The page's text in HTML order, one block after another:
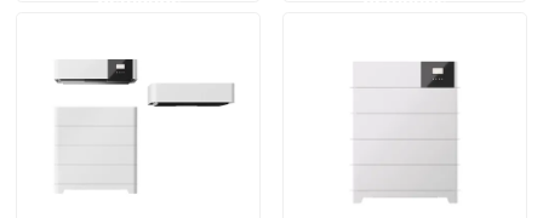
Cellule de batterie lithium fer phosphate